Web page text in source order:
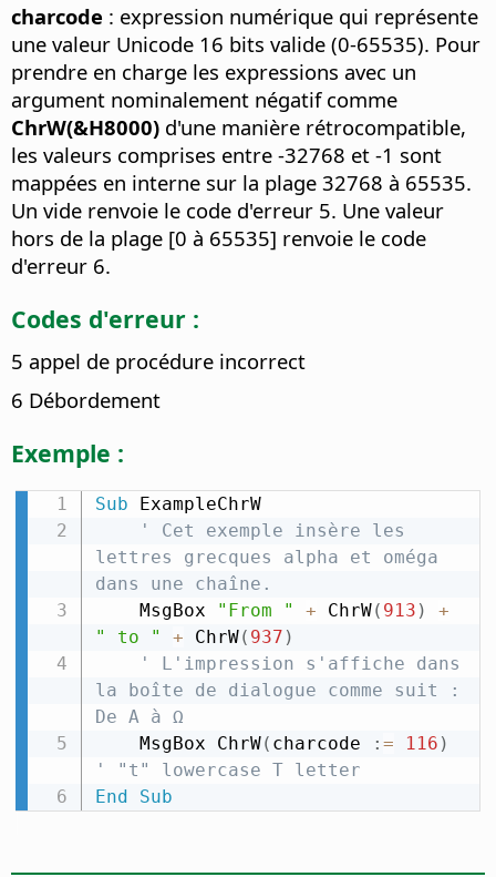
charcode : expression numérique qui représente
une valeur Unicode 16 bits valide (0-65535). Pour
prendre en charge les expressions avec un
argument nominalement négatif comme
ChrW(&H8000) d'une manière rétrocompatible,
les valeurs comprises entre -32768 et -1 sont
mappées en interne sur la plage 32768 à 65535.
Un vide renvoie le code d'erreur 5. Une valeur
hors de la plage [0 à 65535] renvoie le code
d'erreur 6.
Codes d'erreur :
5 appel de procédure incorrect
6 Débordement
Exemple :
Sub ExampleChrW
' Cet exemple insère les
lettres grecques alpha et oméga
dans une chaîne.
    MsgBox
"From " + ChrW( 913 )
+
" to "
+ ChrW( 937 )
' L'impression s'affiche dans
la boîte de dialogue comme suit :
De Α à Ω
    MsgBox ChrW
( charcode : = 116 )
' "t" lowercase T letter
End
Sub